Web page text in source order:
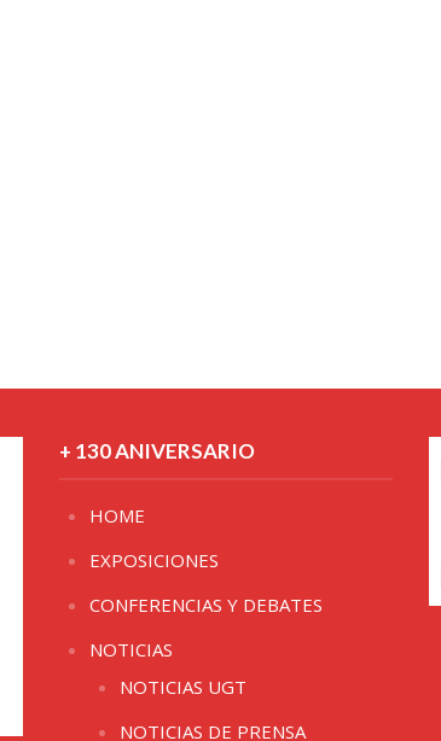
+ 130 ANIVERSARIO
HOME
EXPOSICIONES
CONFERENCIAS Y DEBATES
NOTICIAS
NOTICIAS UGT
NOTICIAS DE PRENSA